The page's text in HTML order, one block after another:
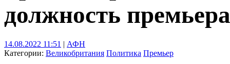
должность
14.08.2022 11:51 | АФН
Категории: Великобритания Политика Премьер